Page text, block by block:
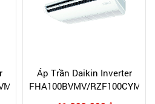
Áp Trần Daikin Inverter
FHA100BVMV/